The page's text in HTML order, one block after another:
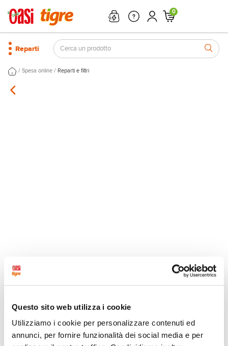
Questo sito web utilizza i cookie
Utilizziamo i cookie per personalizzare contenuti ed
annunci, per fornire funzionalità dei social media e per
0
Reparti
/ Spesa online / Reparti e filtri